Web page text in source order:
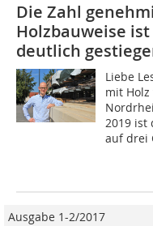
Die Zahl
Holzbauweise
deutlich
Liebe
mit
2019 ist
auf drei
Ausgabe 1-2/2017